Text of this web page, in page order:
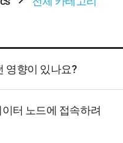
영향이 있나요?
터 노드에 접속하려